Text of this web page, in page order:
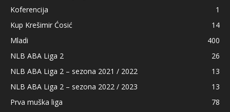
Koferencija
1
Kup Krešimir Ćosić
14
Mladi
400
NLB ABA Liga 2
26
NLB ABA Liga 2 – sezona 2021 / 2022
13
NLB ABA Liga 2 – sezona 2022 / 2023
13
Prva muška liga
78